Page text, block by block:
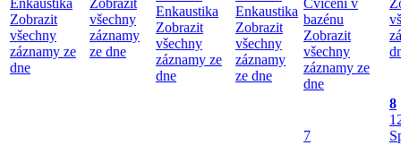
Zobrazit
všechny
záznamy ze
dne
všechny
záznamy
ze dne
Enkaustika
Zobrazit
všechny
záznamy ze
dne
Enkaustika
Zobrazit
všechny
záznamy
ze dne
bazénu
Zobrazit
všechny
záznamy ze
dne
7
8